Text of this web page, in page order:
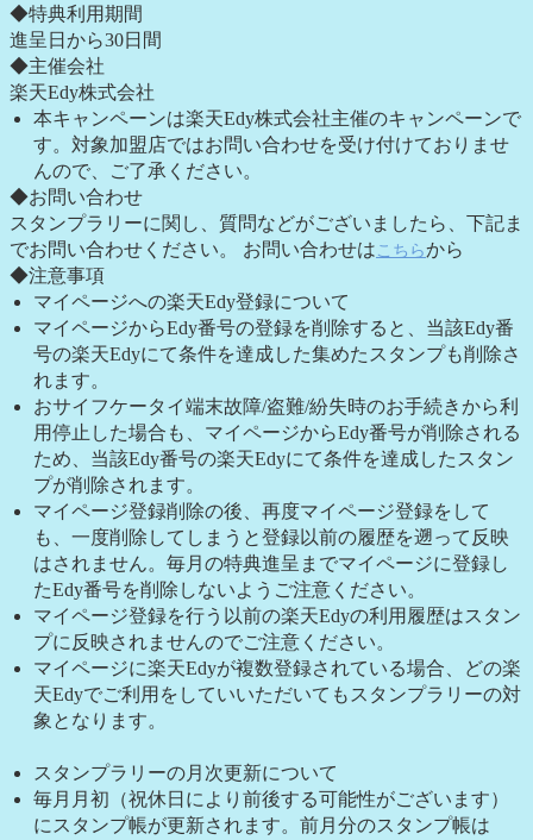
◆特典利用期間
進呈日から30日間
◆主催会社
楽天Edy株式会社
本キャンペーンは楽天Edy株式会社主催のキャンペーンで
す。対象加盟店ではお問い合わせを受け付けておりませ
んので、ご了承ください。
◆お問い合わせ
スタンプラリーに関し、質問などがございましたら、下記ま
でお問い合わせください。 お問い合わせは こちらから
◆注意事項
マイページへの楽天Edy登録について
マイページからEdy番号の登録を削除すると、当該Edy番
号の楽天Edyにて条件を達成した集めたスタンプも削除さ
れます。
おサイフケータイ端末故障/盗難/紛失時のお手続きから利
用停止した場合も、マイページからEdy番号が削除される
ため、当該Edy番号の楽天Edyにて条件を達成したスタン
プが削除されます。
マイページ登録削除の後、再度マイページ登録をして
も、一度削除してしまうと登録以前の履歴を遡って反映
はされません。毎月の特典進呈までマイページに登録し
たEdy番号を削除しないようご注意ください。
マイページ登録を行う以前の楽天Edyの利用履歴はスタン
プに反映されませんのでご注意ください。
マイページに楽天Edyが複数登録されている場合、どの楽
天Edyでご利用をしていいただいてもスタンプラリーの対
象となります。
スタンプラリーの月次更新について
毎月月初（祝休日により前後する可能性がございます）
にスタンプ帳が更新されます。前月分のスタンプ帳は